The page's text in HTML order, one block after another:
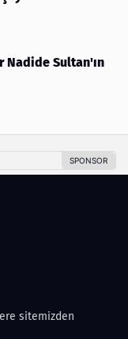
Nadide Sultan'ın
sitemizden